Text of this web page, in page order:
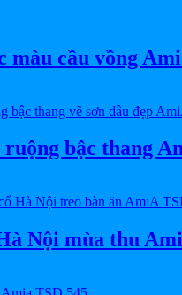
màu cầu vồng
bậc thang
Nội mùa thu